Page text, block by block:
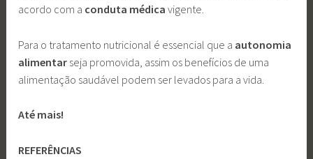
acordo com a conduta médica vigente.
Para o tratamento nutricional é essencial que a autonomia
alimentar seja promovida, assim os benefícios de uma
alimentação saudável podem ser levados para a vida.
Até mais!
REFERÊNCIAS